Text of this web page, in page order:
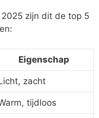
zijn dit de top 5
Eigenschap
zacht
tijdloos